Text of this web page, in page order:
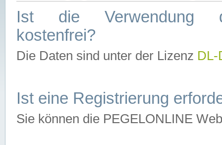
Ist die Verwendung
kostenfrei?
Die Daten sind unter der Lizenz
Ist eine Registrierung
Sie können die PEGELONLINE